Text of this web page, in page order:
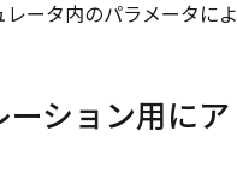
ータ内のパラメータによ
ション用にア